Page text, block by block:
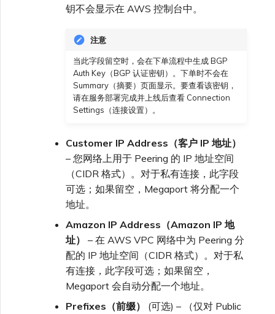
钥不会显示在 AWS 控制台中。
注意
当此字段留空时，会在下单流程中生成 BGP
Auth Key（BGP 认证密钥）。下单时不会在
Summary（摘要）页面显示。要查看该密钥，
请在服务部署完成并上线后查看 Connection
Settings（连接设置）。
Customer IP Address（客户 IP 地址）
– 您网络上用于 Peering 的 IP 地址空间
（CIDR 格式）。对于私有连接，此字段
可选；如果留空，Megaport 将分配一个
地址。
Amazon IP Address（Amazon IP 地
址）
– 在 AWS VPC 网络中为 Peering 分
配的 IP 地址空间（CIDR 格式）。对于私
有连接，此字段可选；如果留空，
Megaport 会自动分配一个地址。
Prefixes（前缀）
(可选) – （仅对 Public